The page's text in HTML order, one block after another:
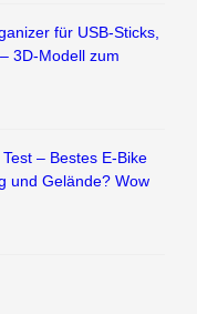
für USB-Sticks,
3D-Modell zum
– Bestes E-Bike
und Gelände? Wow